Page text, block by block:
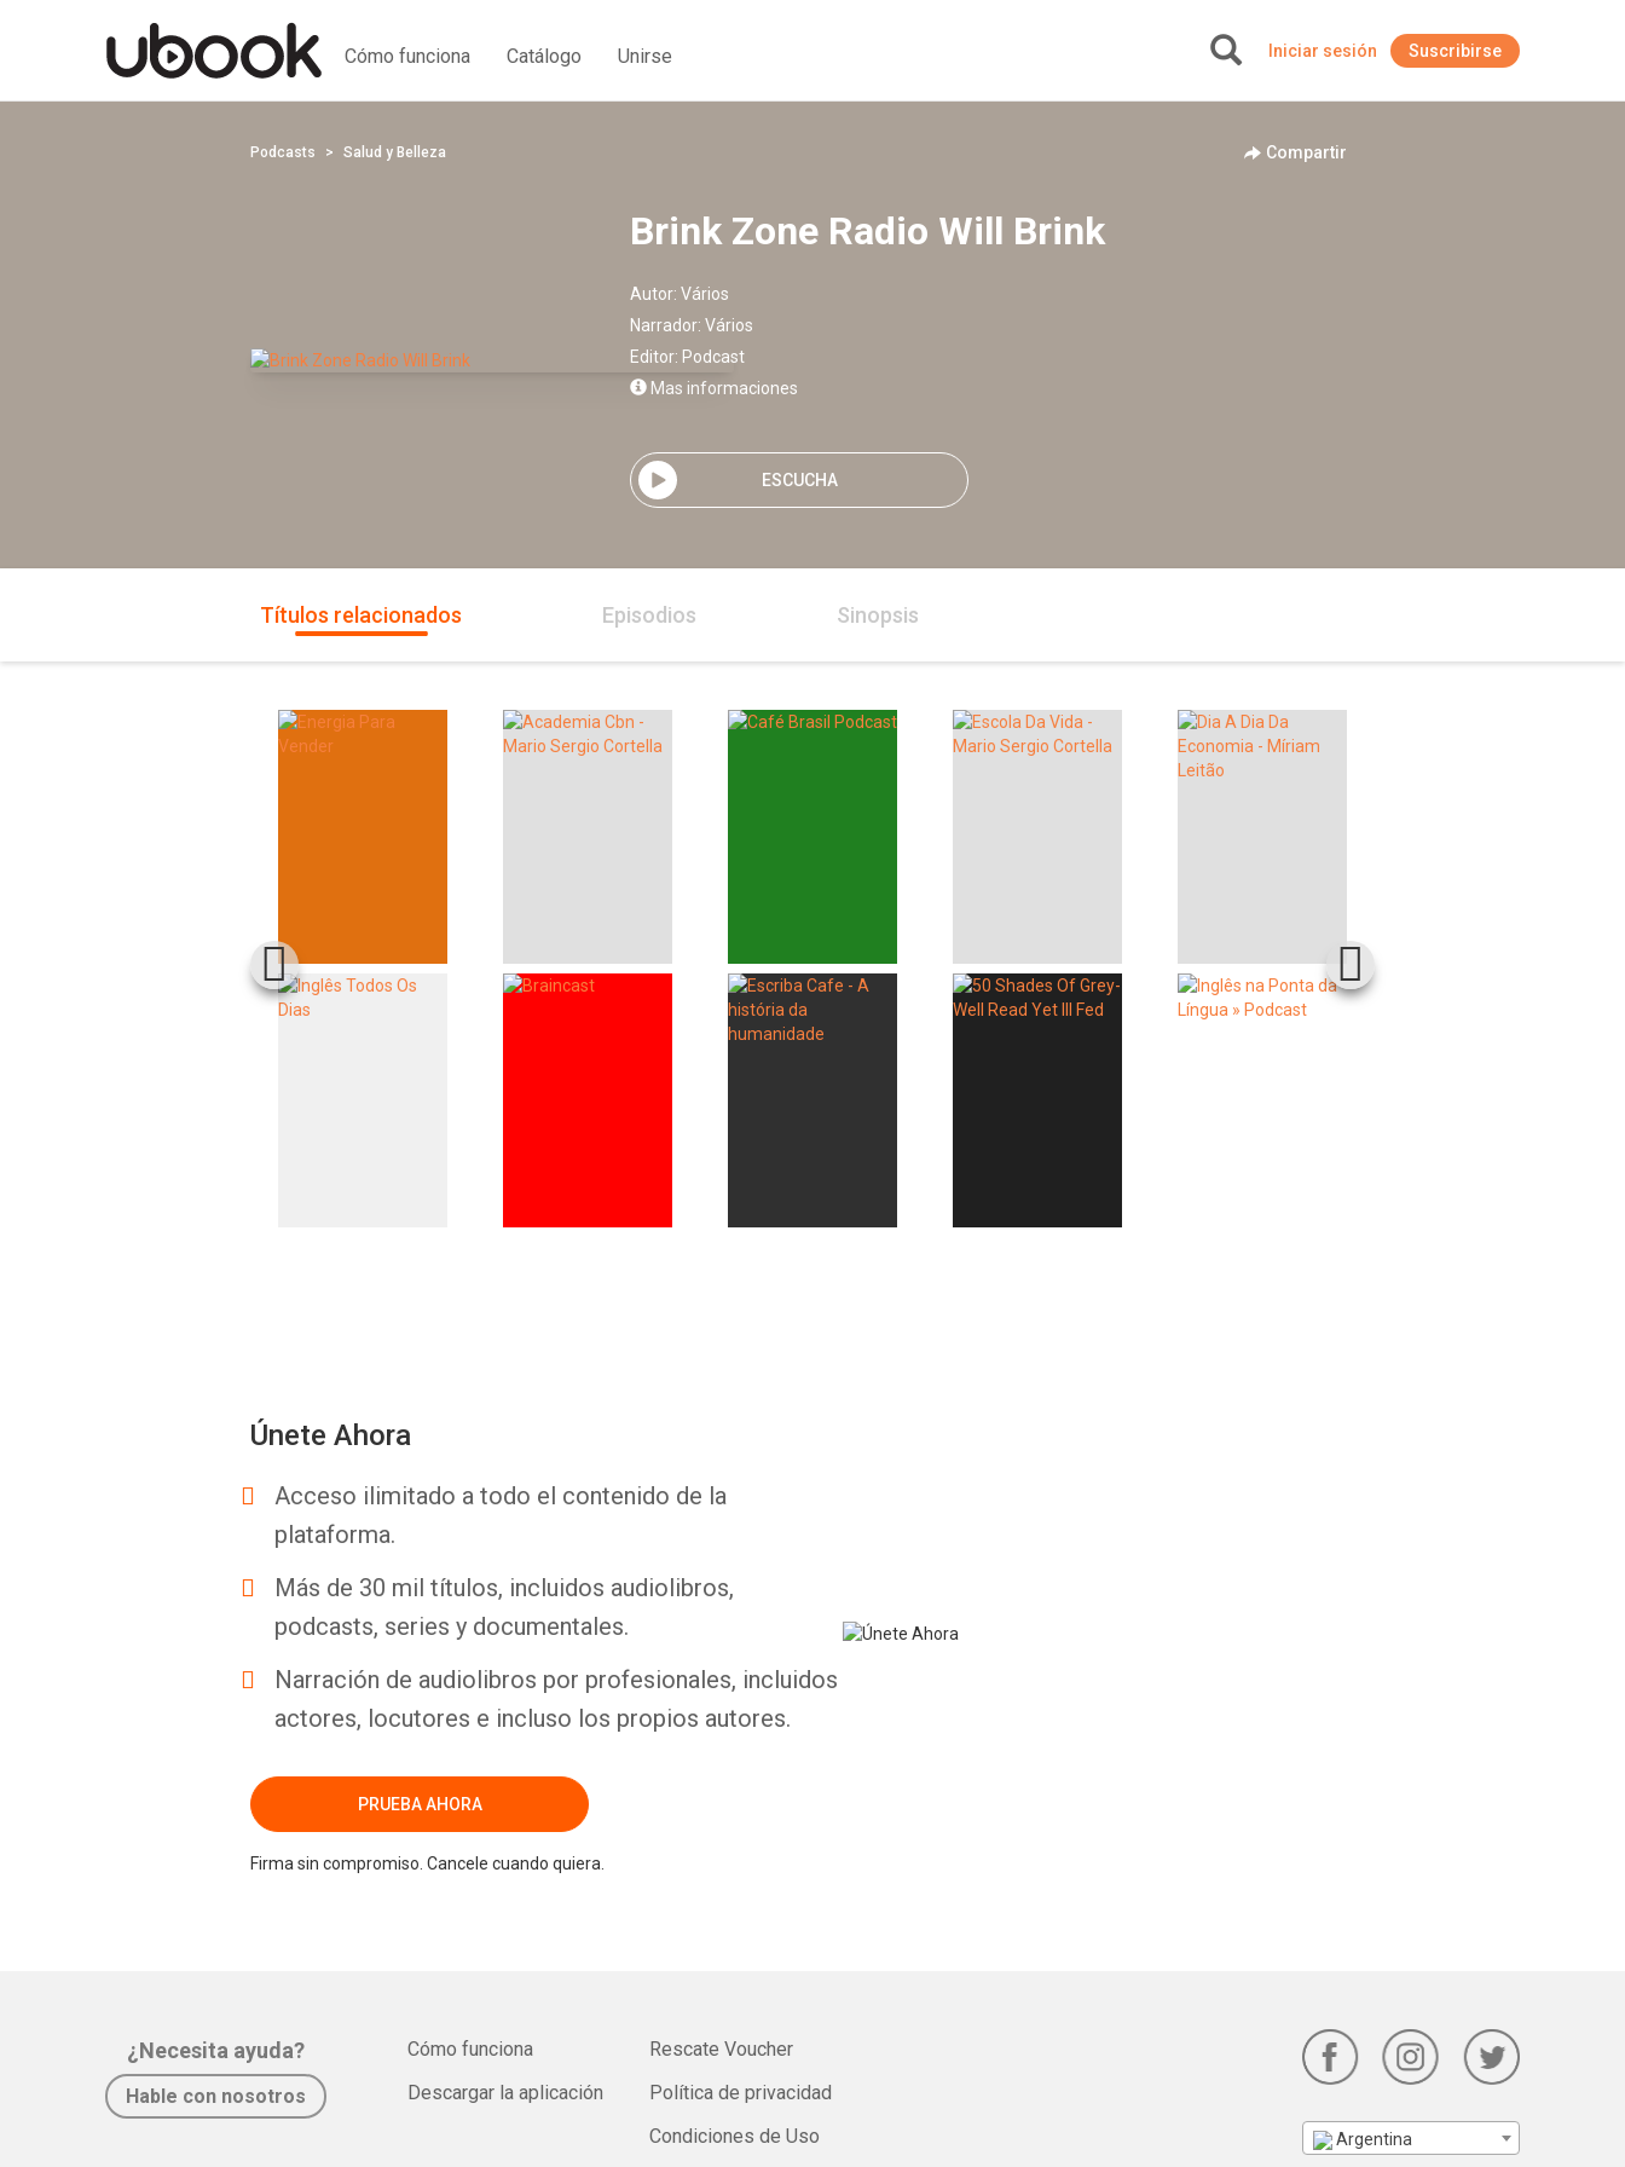
Cómo funciona Catálogo Unirse Iniciar sesión Suscribirse
Podcasts Salud y Belleza Compartir
Brink Zone Radio Will Brink
Autor: Vários
Narrador: Vários
Editor: Podcast
Mas informaciones
ESCUCHA
Títulos relacionados Episodios Sinopsis
Únete Ahora
Acceso ilimitado a todo el contenido de la
plataforma.
Más de 30 mil títulos, incluidos audiolibros,
podcasts, series y documentales.
Narración de audiolibros por profesionales, incluidos
actores, locutores e incluso los propios autores.
PRUEBA AHORA
Firma sin compromiso. Cancele cuando quiera.
¿Necesita ayuda?
Hable con nosotros
Cómo funciona
Descargar la aplicación
Rescate Voucher
Política de privacidad
Condiciones de Uso
Argentina